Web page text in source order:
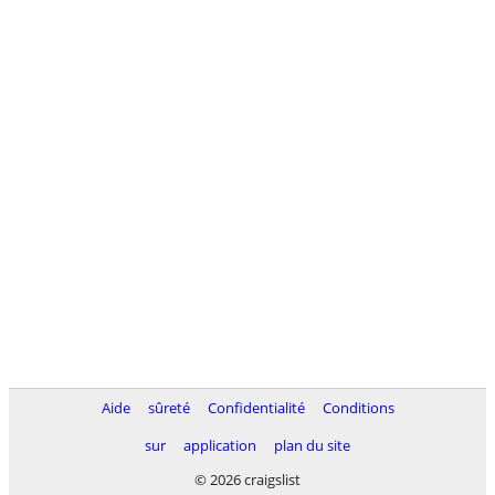
Aide sûreté Confidentialité
Conditions
sur
application
plan du site
© 2026 craigslist